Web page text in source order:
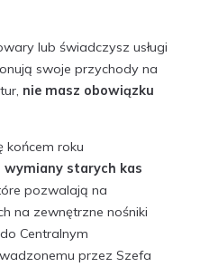
lub świadczysz usługi
swoje przychody na
nie masz obowiązku
końcem roku
wymiany starych kas
pozwalają na
na zewnętrzne nośniki
Centralnym
przez Szefa